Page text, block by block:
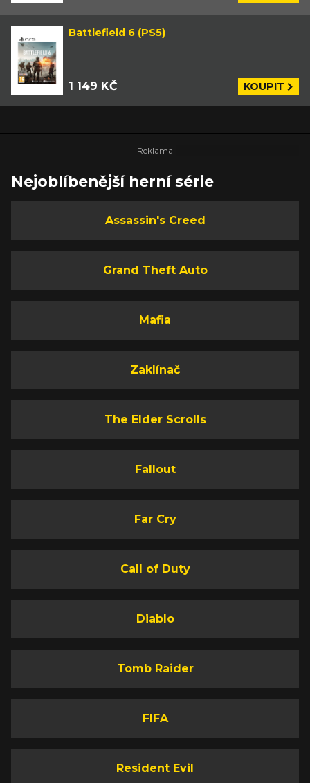
Battlefield 6 (PS5)
1 149 KČ KOUPIT
Nejoblíbenější herní série
Assassin's Creed
Grand Theft Auto
Mafia
Zaklínač
The Elder Scrolls
Fallout
Far Cry
Call of Duty
Diablo
Tomb Raider
FIFA
Resident Evil